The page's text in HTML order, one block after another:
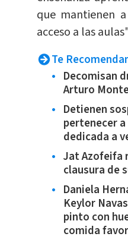
que mantienen
acceso a las
Te
Decomisan
Arturo
Detienen
pertenecer
dedicada a
Jat Azofeifa
clausura de
Daniela
Keylor
pinto con
comida